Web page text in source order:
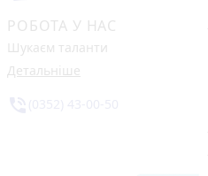
РОБОТА У НАС
Шукаєм таланти
Детальніше